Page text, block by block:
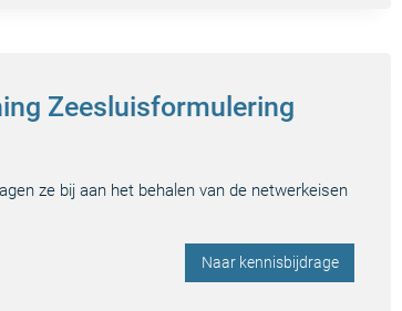
Zeesluisformulering
ze bij aan het behalen van de netwerkeisen
Naar kennisbijdrage